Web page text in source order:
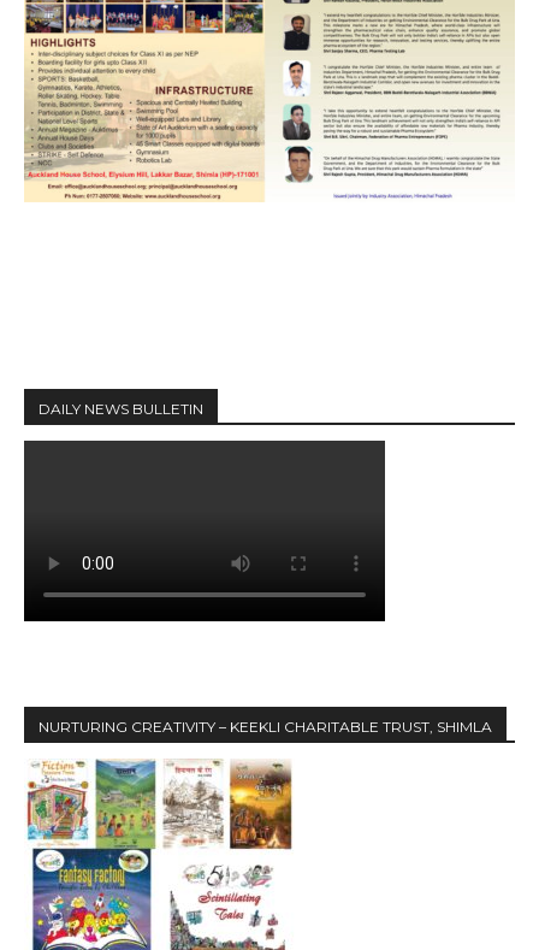
DAILY NEWS BULLETIN
NURTURING CREATIVITY – KEEKLI CHARITABLE TRUST, SHIMLA